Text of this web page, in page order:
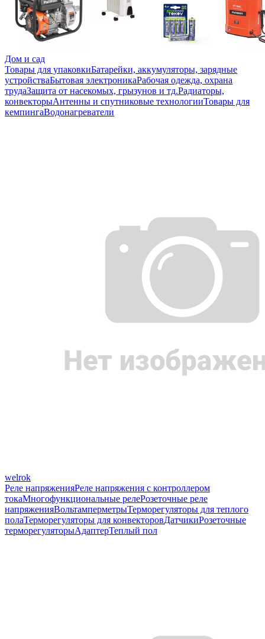
Дом и сад
Товары для упаковкиБатарейки, аккумуляторы, зарядные
устройстваБытовая электроникаРабочая одежда, охрана
трудаЗащита от насекомых, грызунов и тд.Радиаторы,
конвекторыАнтенны и спутниковые технологииТовары для
кемпингаВодонагреватели
welrok
Реле напряженияРеле напряжения с контроллером
токаМногофункциональные релеРозеточные реле
напряженияВольтамперметрыТерморегуляторы для теплого
полаТерморегуляторы для конвекторовДатчикиРозеточные
терморегуляторыАдаптерТеплый пол